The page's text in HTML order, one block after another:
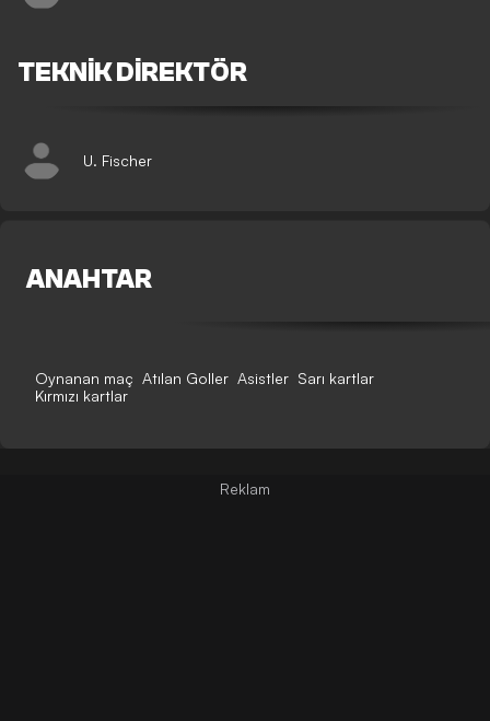
TEKNIK DIREKTÖR
U. Fischer
ANAHTAR
Oynanan maç Atılan Goller Asistler Sarı kartlar
Kırmızı kartlar